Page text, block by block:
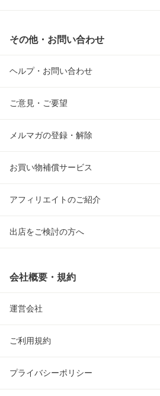
その他・お問い合わせ
ヘルプ・お問い合わせ
ご意見・ご要望
メルマガの登録・解除
お買い物補償サービス
アフィリエイトのご紹介
出店をご検討の方へ
会社概要・規約
運営会社
ご利用規約
プライバシーポリシー